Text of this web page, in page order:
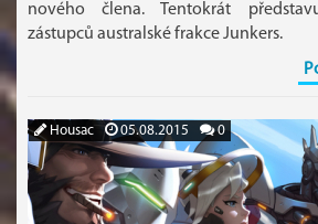
nového člena. Tentokrát
zástupců australské frakce Junkers.
Housac 05.08.2015 0